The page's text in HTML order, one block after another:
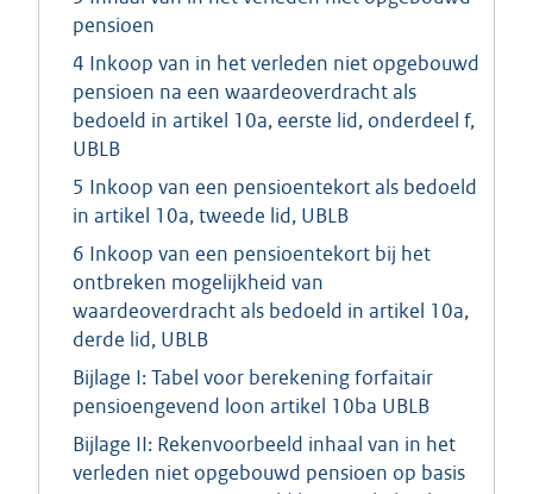
pensioen
4 Inkoop van in het verleden niet opgebouwd
pensioen na een waardeoverdracht als
bedoeld in artikel 10a, eerste lid, onderdeel f,
UBLB
5 Inkoop van een pensioentekort als bedoeld
in artikel 10a, tweede lid, UBLB
6 Inkoop van een pensioentekort bij het
ontbreken mogelijkheid van
waardeoverdracht als bedoeld in artikel 10a,
derde lid, UBLB
Bijlage I: Tabel voor berekening forfaitair
pensioengevend loon artikel 10ba UBLB
Bijlage II: Rekenvoorbeeld inhaal van in het
verleden niet opgebouwd pensioen op basis